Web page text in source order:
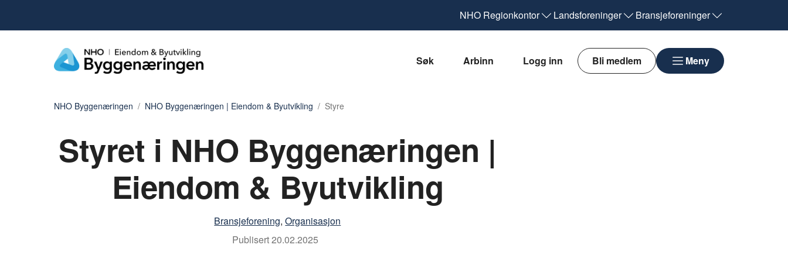
NHO Regionkontor Landsforeninger Bransjeforeninger
Søk Arbinn Logg inn Bli medlem Meny
NHO Byggenæringen NHO Byggenæringen | Eiendom & Byutvikling Styre
Styret i NHO Byggenæringen |
Eiendom & Byutvikling
Bransjeforening,Organisasjon
Publisert20.02.2025